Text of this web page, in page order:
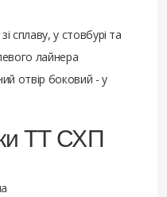
сплаву, у стовбурі та
лайнера
отвір боковий - у
ТТ СХП